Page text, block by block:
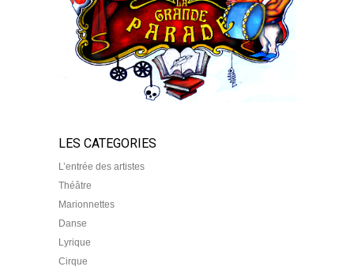
LES CATEGORIES
L’entrée des artistes
Théâtre
Marionnettes
Danse
Lyrique
Cirque